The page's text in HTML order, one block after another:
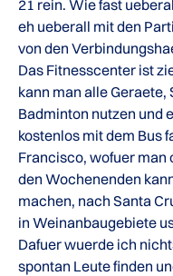
21 rein. Wie fast
eh ueberall mit den
von den
Das Fitnesscenter ist
kann man alle
Badminton nutzen und
kostenlos mit dem Bus
Francisco, wofuer man
den Wochenenden
machen, nach Santa
in Weinanbaugebiete
Dafuer wuerde ich
spontan Leute finden